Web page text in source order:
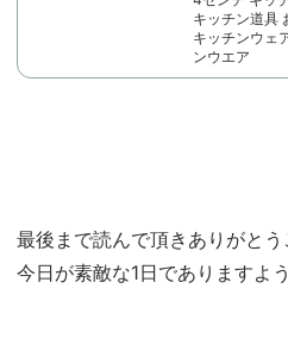
キッチン道具
キッチンウェ
ンウエア
最後まで読んで頂きありがと
今日が素敵な1日でありますよ